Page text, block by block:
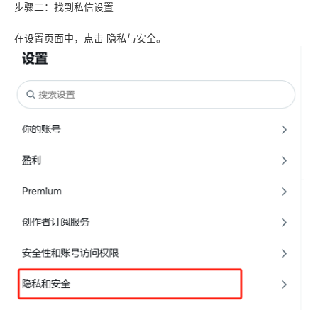
步骤二：找到私信设置
在设置页面中，点击 隐私与安全。